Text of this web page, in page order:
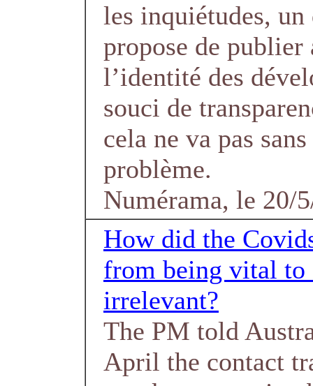
les inquiétudes, un
propose de publier
l’identité des
souci de
cela ne va pas
problème.
Numérama, le 20/
How did the
from being vital to
irrelevant?
The PM told
April the contact